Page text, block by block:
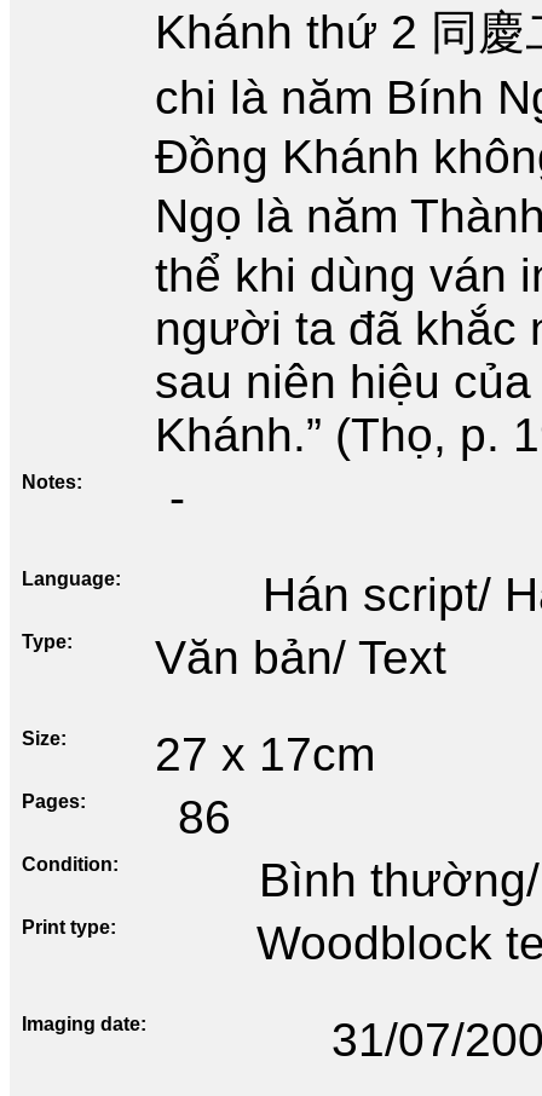
Khánh thứ 2 同
chi là năm Bính
Đồng Khánh
Ngọ là năm
thể khi dùng ván
người ta đã khắc
sau niên hiệu
Khánh.” (Thọ, p.
Notes -
Language Hán script/
Type Văn bản/ Text
Size 27 x 17cm
Pages 86
Condition Bình
Print type Woodblock
Imaging date 31/07/